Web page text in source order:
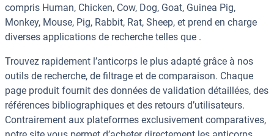
compris Human, Chicken, Cow, Dog, Goat, Guinea Pig,
Monkey, Mouse, Pig, Rabbit, Rat, Sheep, et prend en charge
diverses applications de recherche telles que .
Trouvez rapidement l’anticorps le plus adapté grâce à nos
outils de recherche, de filtrage et de comparaison. Chaque
page produit fournit des données de validation détaillées, des
références bibliographiques et des retours d’utilisateurs.
Contrairement aux plateformes exclusivement comparatives,